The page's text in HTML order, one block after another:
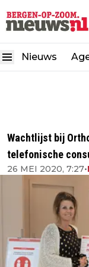
Nieuws
Wachtlijst bij
telefonische
26 MEI 2020, 7:27•